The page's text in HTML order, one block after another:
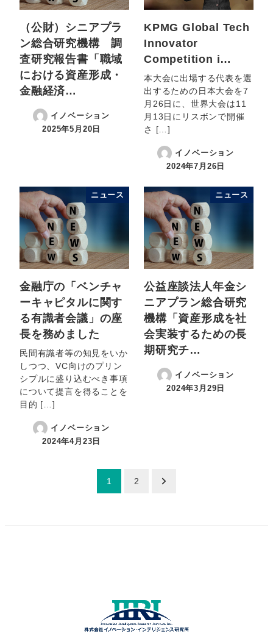
（公財）シニアプラ
ン総合研究機構 調
査研究報告書「職域
における資産形成・
金融経済…
イノベーション
2025年5月20日
KPMG Global Tech
Innovator
Competition i…
本大会に出場する代表を選
出するための日本大会を7
月26日に、世界大会は11
月13日にリスボンで開催
さ […]
イノベーション
2024年7月26日
ニュース
金融庁の「ベンチャ
ーキャピタルに関す
る有識者会議」の座
長を務めました
民間有識者等の知見をいか
しつつ、VC向けのプリン
シプルに盛り込むべき事項
について提言を得ることを
目的 […]
イノベーション
2024年4月23日
ニュース
公益座談法人年金シ
ニアプラン総合研究
機構「資産形成を社
会実装するための長
期研究チ…
イノベーション
2024年3月29日
1 2